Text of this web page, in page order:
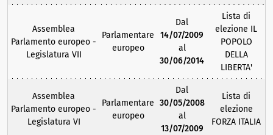
Assemblea
Parlamento europeo -
Legislatura VII
Parlamentare
europeo
Dal
14/07/2009
al
30/06/2014
Lista di
elezione IL
POPOLO
DELLA
LIBERTA'
Assemblea
Parlamento europeo -
Legislatura VI
Parlamentare
europeo
Dal
30/05/2008
al
13/07/2009
Lista di
elezione
FORZA ITALIA